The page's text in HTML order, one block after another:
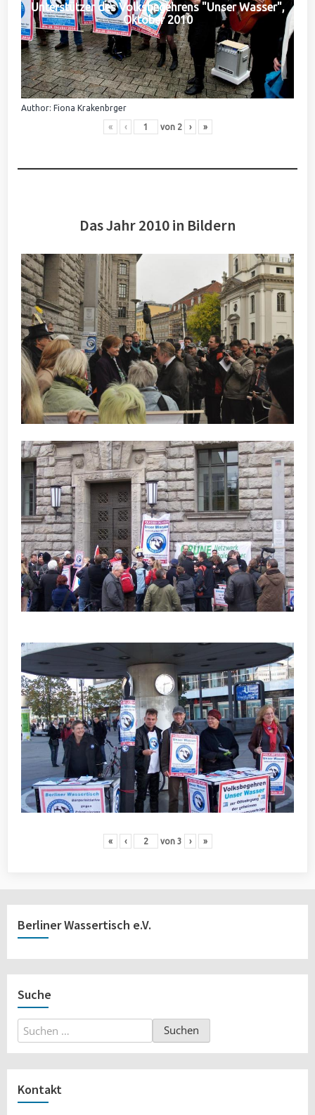
Unterstützer des Volksbegehrens "Unser Wasser",
Oktober 2010
Author: Fiona Krakenbrger
« ‹ von 2 › »
Das Jahr 2010 in Bildern
« ‹ von 3 › »
Berliner Wassertisch e.V.
Suche
Suchen
nach:
Kontakt